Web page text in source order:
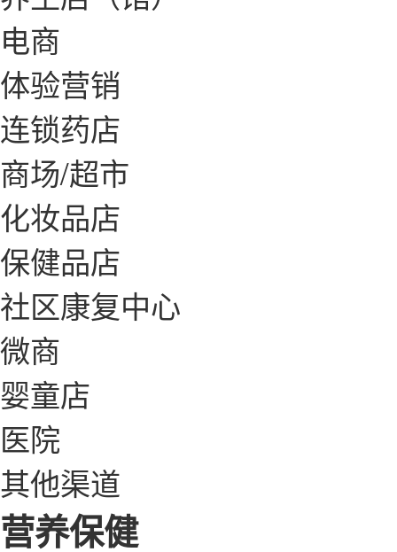
电商
体验营销
连锁药店
商场/超市
化妆品店
保健品店
社区康复中心
微商
婴童店
医院
其他渠道
营养保健